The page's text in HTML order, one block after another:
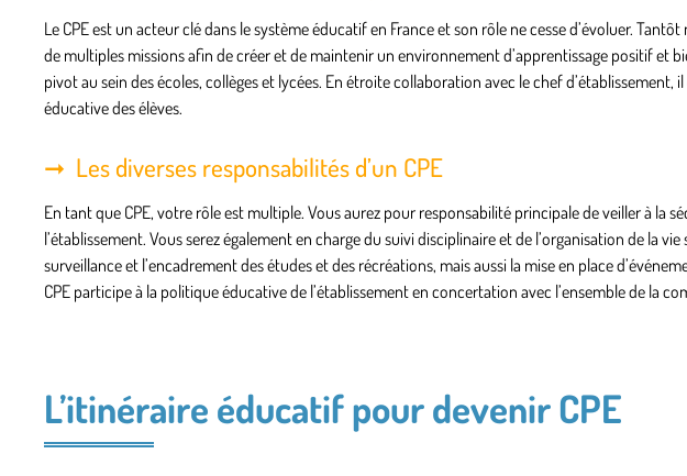
Le CPE est un acteur clé dans le système éducatif en France et son rôle ne cesse d’évoluer.
de multiples missions afin de créer et de maintenir un environnement d’apprentissage positif et
pivot au sein des écoles, collèges et lycées. En étroite collaboration avec le chef
éducative des élèves.
Les diverses responsabilités d’un CPE
En tant que CPE, votre rôle est multiple. Vous aurez pour responsabilité principale de veiller à la
l’établissement. Vous serez également en charge du suivi disciplinaire et de l’organisation de la
surveillance et l’encadrement des études et des récréations, mais aussi la mise en place
CPE participe à la politique éducative de l’établissement en concertation avec l’ensemble de la
L’itinéraire éducatif pour devenir CPE